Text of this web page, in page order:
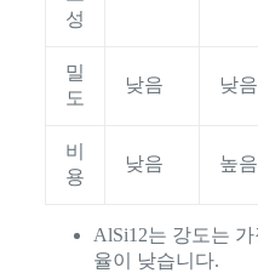
성
밀
도
낮음 낮음
비
용
낮음 높음
AlSi12는 강도는
율이 낮습니다.